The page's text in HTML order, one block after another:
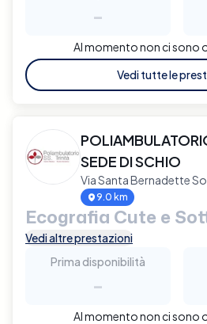
-
Al momento non ci sono
Vedi tutte le
SEDE DI SCHIO
Via Santa Bernadette
9.0 km
Ecografia Cute e
Vedi altre prestazioni
Prima disponibilità
-
Al momento non ci sono